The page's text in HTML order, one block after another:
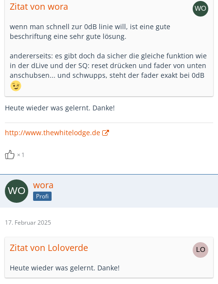
Zitat von wora
wenn man schnell zur 0dB linie will, ist eine gute
beschriftung eine sehr gute lösung.
andererseits: es gibt doch da sicher die gleiche funktion wie
in der dLive und der SQ: reset drücken und fader von unten
anschubsen... und schwupps, steht der fader exakt bei 0dB
Heute wieder was gelernt. Danke!
http://www.thewhitelodge.de
1
wora
Profi
17. Februar 2025
Zitat von Loloverde
Heute wieder was gelernt. Danke!